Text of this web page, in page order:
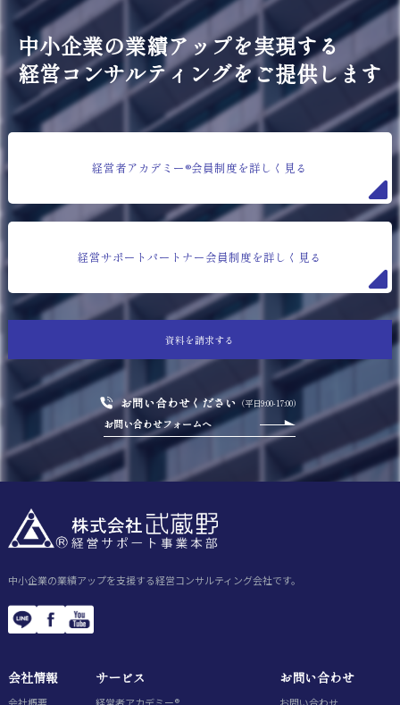
中小企業の業績アップを実現する
経営コンサルティングをご提供します
資料を請求する
お問い合わせください（平日9:00-17:00）
お問い合わせフォームへ
経営者アカデミー®会員制度を詳しく見る
経営サポートパートナー会員制度を詳しく見る
中小企業の業績アップを支援する経営コンサルティング会社です。
会社情報 サービス お問い合わせ